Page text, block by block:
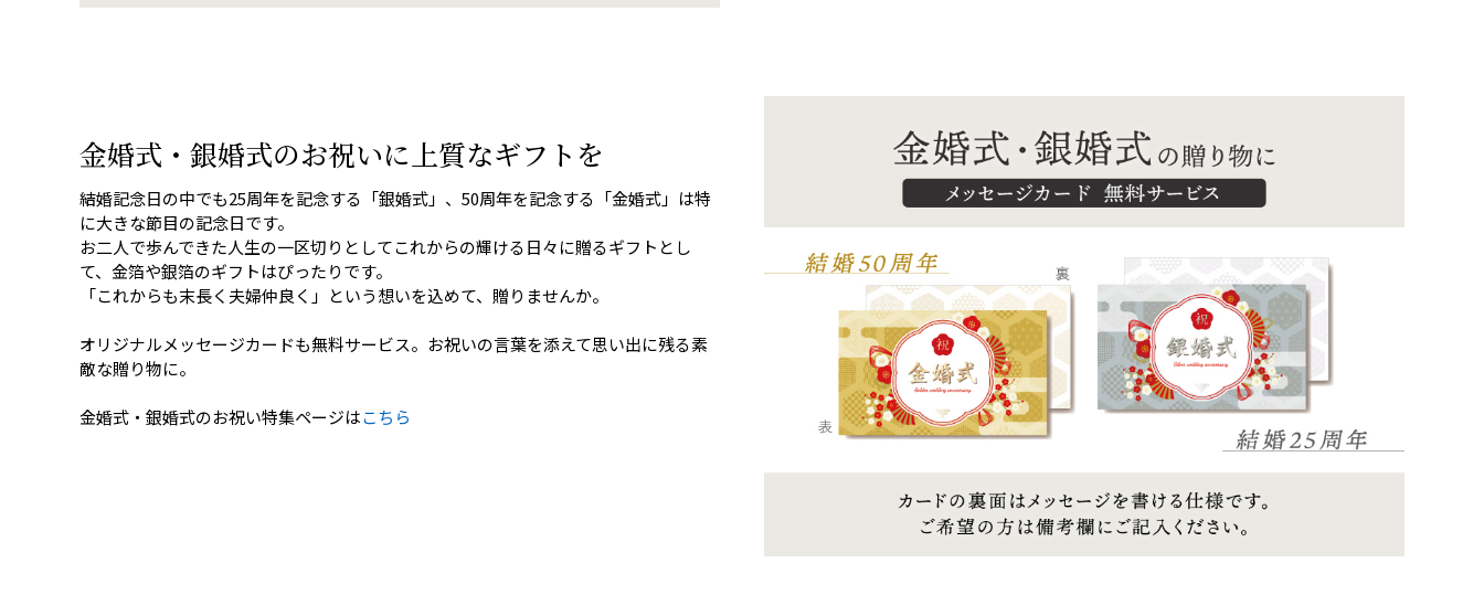
金婚式・銀婚式のお祝いに上質なギフトを
結婚記念日の中でも25周年を記念する「銀婚式」、50周年を記念する「金婚式」は特
に大きな節目の記念日です。
お二人で歩んできた人生の一区切りとしてこれからの輝ける日々に贈るギフトとし
て、金箔や銀箔のギフトはぴったりです。
「これからも末長く夫婦仲良く」という想いを込めて、贈りませんか。
オリジナルメッセージカードも無料サービス。お祝いの言葉を添えて思い出に残る素
敵な贈り物に。
金婚式・銀婚式のお祝い特集ページはこちら